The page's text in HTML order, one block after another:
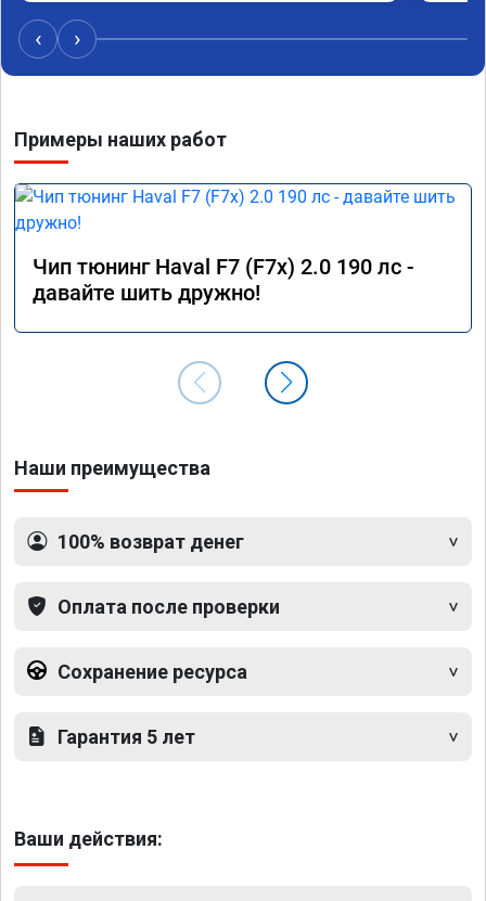
‹ ›
Примеры наших работ
Чип тюнинг Haval F7 (F7x) 2.0 190 лс -
давайте шить дружно!
Наши преимущества
100% возврат денег
Оплата после проверки
Сохранение ресурса
Гарантия 5 лет
Ваши действия: